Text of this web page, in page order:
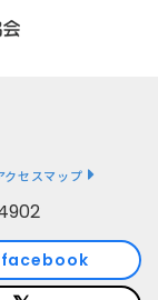
クセスマップ
facebook